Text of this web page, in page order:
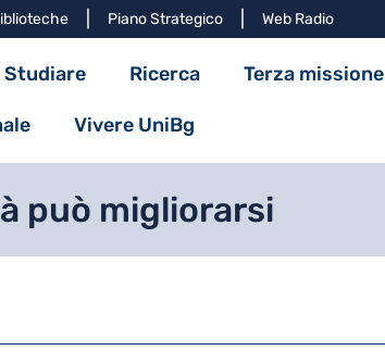
al contenuto principale
Piano Strategico Web Radio
principale
Studiare Ricerca Terza missione
Vivere UniBg
può migliorarsi